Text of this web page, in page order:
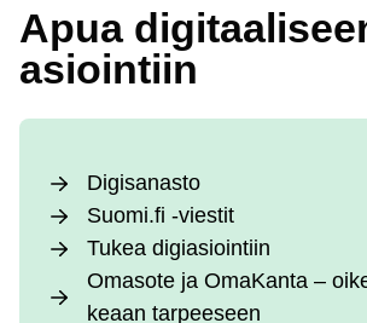
Apua
asioin­tiin
Di­gi­sa­nas­to
Suo­mi.fi -vies­tit
Tu­kea di­gia­sioin­tiin
Oma­so­te ja Oma­Kan­ta –
keaan tar­pee­seen